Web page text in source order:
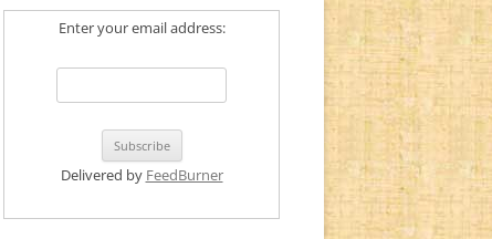
Enter your email address:
Delivered by FeedBurner